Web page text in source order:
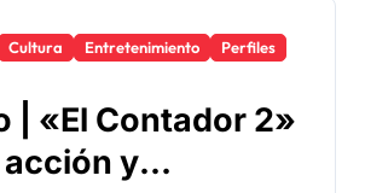
Cultura Entretenimiento
Perfiles
| «El Contador 2»
y